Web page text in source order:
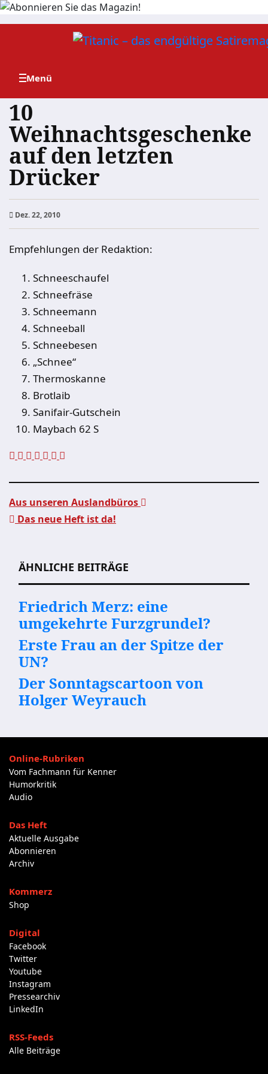
Zum
10
Weihnachtsgeschenke
auf den letzten
Drücker
Dez. 22, 2010
Empfehlungen der Redaktion:
Schneeschaufel
Schneefräse
Schneemann
Schneeball
Schneebesen
„Schnee“
Thermoskanne
Brotlaib
Sanifair-Gutschein
Maybach 62 S
Aus unseren Auslandbüros
Das neue Heft ist da!
ÄHNLICHE BEITRÄGE
Friedrich Merz: eine
umgekehrte Furzgrundel?
Erste Frau an der Spitze der
UN?
Der Sonntagscartoon von
Holger Weyrauch
Online-Rubriken
Vom Fachmann für Kenner
Humorkritik
Audio
Das Heft
Aktuelle Ausgabe
Abonnieren
Archiv
Kommerz
Shop
Digital
Facebook
Twitter
Youtube
Instagram
Pressearchiv
LinkedIn
RSS-Feeds
Alle Beiträge